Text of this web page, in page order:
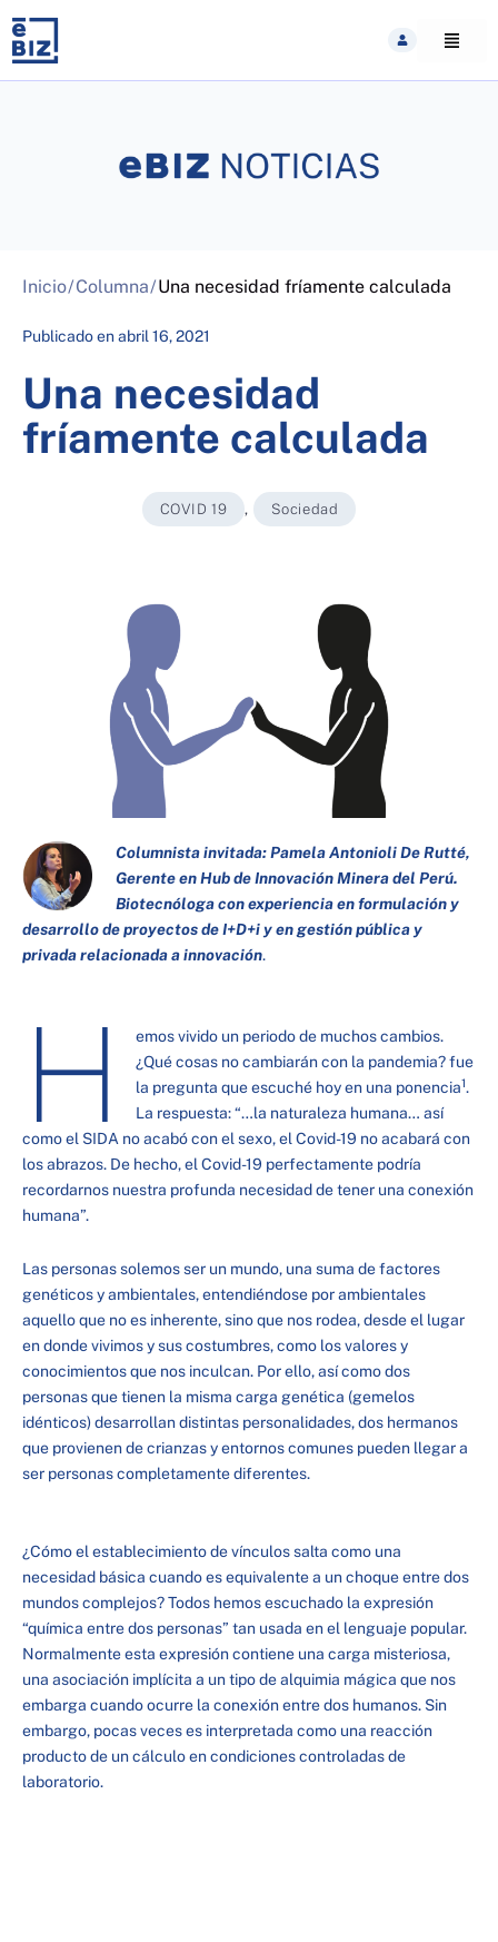
content
Inicio/Columna/Una necesidad fríamente calculada
Publicado enabril 16, 2021
Una necesidad
fríamente calculada
COVID 19 , Sociedad
Columnista invitada:Pamela Antonioli De Rutté,
Gerente en Hub de Innovación Minera del Perú.
Biotecnóloga con experiencia en formulación y
desarrollo de proyectos de I+D+i y en gestión pública y
privada relacionada a innovación.
H
emos vivido un periodo de muchos cambios.
¿Qué cosas no cambiarán con la pandemia? fue
la pregunta que escuché hoy en una ponencia1.
La respuesta: “…la naturaleza humana… así
como el SIDA no acabó con el sexo, el Covid-19 no acabará con
los abrazos. De hecho, el Covid-19 perfectamente podría
recordarnos nuestra profunda necesidad de tener una conexión
humana”.
Las personas solemos ser un mundo, una suma de factores
genéticos y ambientales, entendiéndose por ambientales
aquello que no es inherente, sino que nos rodea, desde el lugar
en donde vivimos y sus costumbres, como los valores y
conocimientos que nos inculcan. Por ello, así como dos
personas que tienen la misma carga genética (gemelos
idénticos) desarrollan distintas personalidades, dos hermanos
que provienen de crianzas y entornos comunes pueden llegar a
ser personas completamente diferentes.
¿Cómo el establecimiento de vínculos salta como una
necesidad básica cuando es equivalente a un choque entre dos
mundos complejos? Todos hemos escuchado la expresión
“química entre dos personas” tan usada en el lenguaje popular.
Normalmente esta expresión contiene una carga misteriosa,
una asociación implícita a un tipo de alquimia mágica que nos
embarga cuando ocurre la conexión entre dos humanos. Sin
embargo, pocas veces es interpretada como una reacción
producto de un cálculo en condiciones controladas de
laboratorio.